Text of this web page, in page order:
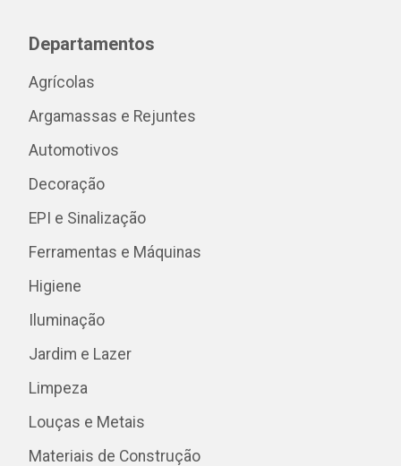
Departamentos
Agrícolas
Argamassas e Rejuntes
Automotivos
Decoração
EPI e Sinalização
Ferramentas e Máquinas
Higiene
Iluminação
Jardim e Lazer
Limpeza
Louças e Metais
Materiais de Construção